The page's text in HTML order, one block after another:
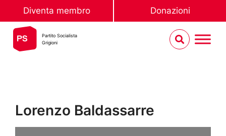
Diventa membro Donazioni
Partito Socialista
Grigioni
Lorenzo Baldassarre